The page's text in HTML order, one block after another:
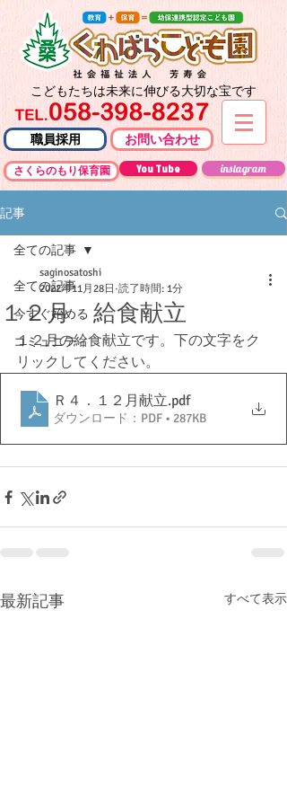
こどもたちは未来に伸びる大切な宝です
職員採用 お問い合わせ
さくらのもり保育園 You Tube instagram
記事
全ての記事
今すぐ始める
コミュニティ
全ての記事
１２月 給食献立
saginosatoshi
2022年11月28日 読了時間: 1分
１２月の給食献立です。下の文字をク
リックしてください。
Ｒ４．１２月献立.pdf
ダウンロード：PDF • 287KB
最新記事 すべて表示